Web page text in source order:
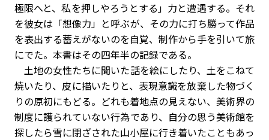
極限へと、私を押しやろうとする」力と遭遇する。それ
を彼女は「想像力」と呼ぶが、その力に打ち勝って作品
を表出する蓄えがないのを自覚、制作から手を引いて旅
にでた。本書はその四年半の記録である。
土地の女性たちに聞いた話を絵にしたり、土をこねて
焼いたり、皮に描いたりと、表現意識を放棄した物づく
りの原初にもどる。どれも着地点の見えない、美術界の
制度に護られていない行為であり、自分の思う美術館を
探したら雪に閉ざされた山小屋に行き着いたこともあっ